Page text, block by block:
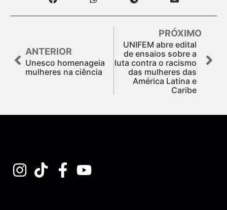
ANTERIOR
Unesco homenageia
mulheres na ciência
PRÓXIMO
UNIFEM abre edital
de ensaios sobre a
luta contra o racismo
das mulheres das
América Latina e
Caribe